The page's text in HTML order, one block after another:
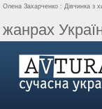
Олена Захарченко : Дівчинка з
жанрах